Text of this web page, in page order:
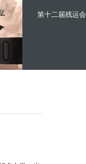
第十二届残运会